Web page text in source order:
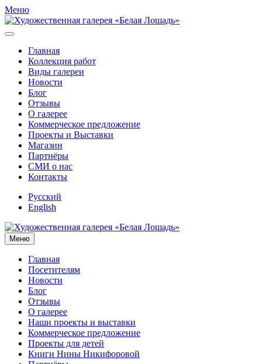
Меню
Главная
Коллекция работ
Виды галереи
Новости
Блог
Отзывы
О галерее
Коммерческое предложение
Проекты и Выставки
Магазин
Партнёры
СМИ о нас
Контакты
Русский
English
Меню
Главная
Посетителям
Новости
Блог
Отзывы
О галерее
Наши проекты и выставки
Коммерческое предложение
Проекты для детей
Книги Нины Никифоровой